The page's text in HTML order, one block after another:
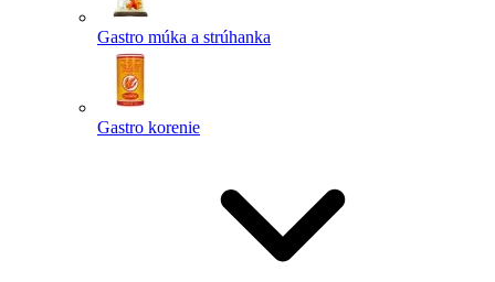
Gastro múka a strúhanka
Gastro korenie